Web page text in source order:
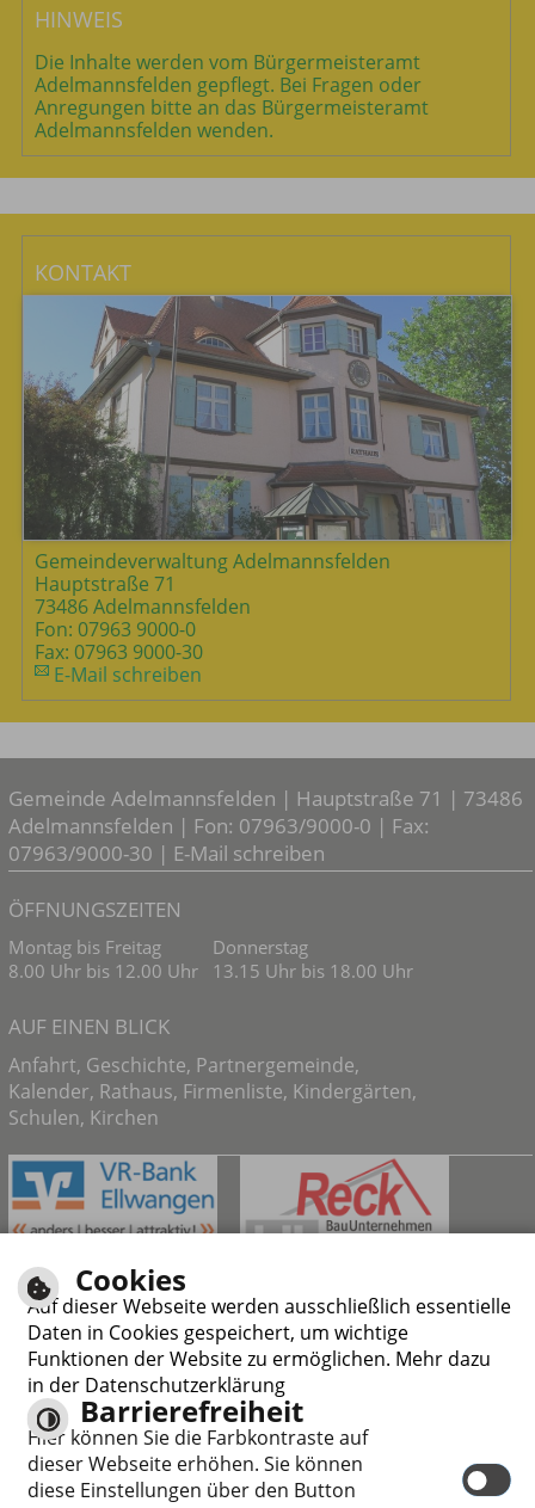
HINWEIS
Die Inhalte werden vom Bürgermeisteramt
Adelmannsfelden gepflegt. Bei Fragen oder
Anregungen bitte an das Bürgermeisteramt
Adelmannsfelden wenden.
KONTAKT
Gemeindeverwaltung Adelmannsfelden
Hauptstraße 71
73486 Adelmannsfelden
Fon: 07963 9000-0
Fax: 07963 9000-30
E-Mail schreiben
Gemeinde Adelmannsfelden | Hauptstraße 71 | 73486
Adelmannsfelden | Fon: 07963/9000-0 | Fax:
07963/9000-30 | E-Mail schreiben
ÖFFNUNGSZEITEN
Montag bis Freitag
8.00 Uhr bis 12.00 Uhr
Donnerstag
13.15 Uhr bis 18.00 Uhr
AUF EINEN BLICK
Anfahrt, Geschichte, Partnergemeinde,
Kalender, Rathaus, Firmenliste, Kindergärten,
Schulen, Kirchen
Responsive Web
Cookies
Auf dieser Webseite werden ausschließlich essentielle
Daten in Cookies gespeichert, um wichtige
Funktionen der Website zu ermöglichen. Mehr dazu
in der Datenschutzerklärung
Barrierefreiheit
Hier können Sie die Farbkontraste auf
dieser Webseite erhöhen. Sie können
diese Einstellungen über den Button